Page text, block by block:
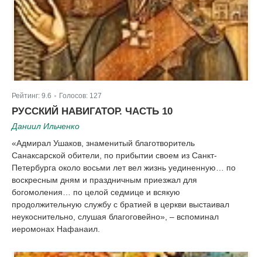
Рейтинг: 9.6 Голосов: 127
РУССКИЙ НАВИГАТОР. ЧАСТЬ 10
Даниил Ильченко
«Адмирал Ушаков, знаменитый благотворитель
Санаксарской обители, по прибытии своем из Санкт-
Петербурга около восьми лет вел жизнь уединенную… по
воскресным дням и праздничным приезжал для
богомоления… по целой седмице и всякую
продолжительную службу с братией в церкви выстаивал
неукоснительно, слушая благоговейно», – вспоминал
иеромонах Нафанаил.